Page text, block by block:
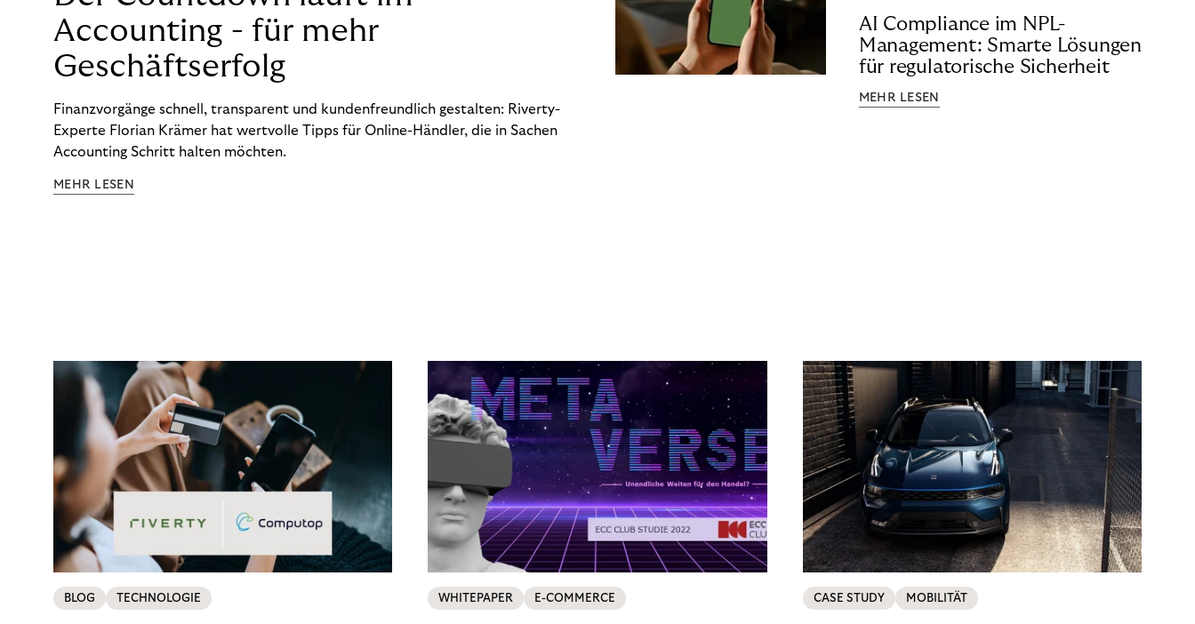
Accounting - für mehr
Geschäftserfolg
Finanzvorgänge schnell, transparent und kundenfreundlich gestalten: Riverty-
Experte Florian Krämer hat wertvolle Tipps für Online-Händler, die in Sachen
Accounting Schritt halten möchten.
MEHR LESEN
AI Compliance im NPL-
Management: Smarte Lösungen
für regulatorische Sicherheit
MEHR LESEN
BLOG TECHNOLOGIE WHITEPAPER E-COMMERCE CASE STUDY MOBILITÄT